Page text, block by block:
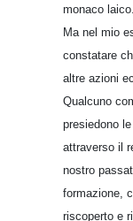
monaco laico.
Ma nel mio
constatare
altre azioni
Qualcuno
presiedono
attraverso il
nostro
formazione,
riscoperto e